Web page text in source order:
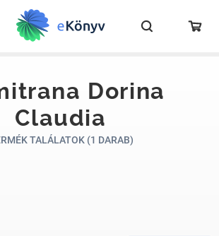
Dorina
Claudia
TALÁLATOK (1 DARAB)